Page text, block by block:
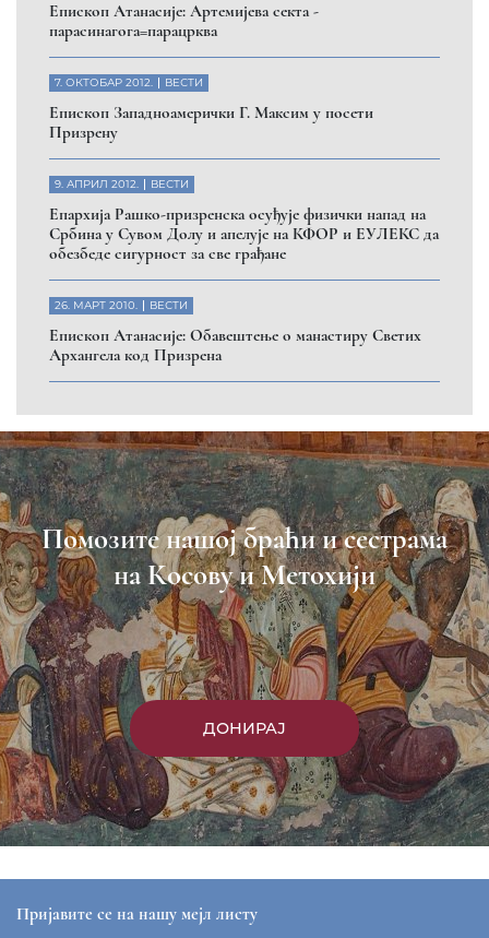
Помозите нашој браћи и сестрама
на Косову и Метохији
ДОНИРАЈ
Пријавите се на нашу мејл листу
Пријави се
Насловна
Манастири
Вести
Епархија
Саопштења
Парохије
Преносимо
Контакт
МЕТОХИЈСКА